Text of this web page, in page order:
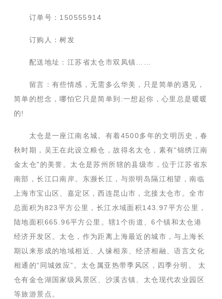
订单号：150555914
订购人：树发
配送地址：江苏省太仓市双凤镇……
留言：有些情感，无需多么华美，只是简单的遇见，
简单的想念，哪怕它只是简单到:一想起你，心里总是暖暖
的!
太仓是一座江南名城。有着4500多年的文明历史，春
秋时期，吴王在此设立粮仓，故得名太仓，素有"锦绣江南
金太仓"的美誉。太仓是苏州所辖的县级市，位于江苏省东
南部，长江口南岸。东濒长江，与崇明岛隔江相望，南临
上海市宝山区、嘉定区，西连昆山市，北接太仓市。全市
总面积为823平方公里，长江水域面积143.97平方公里，
陆地面积665.96平方公里。辖1个街道、6个镇和太仓港
经济开发区。太仓，作为距离上海最近的城市，与上海长
期以来形成的地域相近、人缘相亲、经济相融、语言文化
相通的“同城效应”。太仓属亚热带季风区，四季分明。 太
仓有金仓湖国家级风景区、沙溪古镇、太仓现代农业园区
等旅游景点。